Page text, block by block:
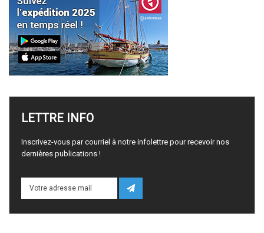
LETTRE INFO
Inscrivez-vous par courriel à notre infolettre pour recevoir nos
dernières publications !